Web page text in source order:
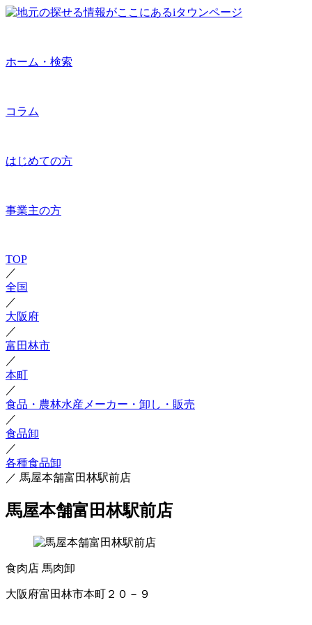
ホーム・検索
コラム
はじめての方
事業主の方
TOP
／
全国
／
大阪府
／
富田林市
／
本町
／
食品・農林水産メーカー・卸し・販売
／
食品卸
／
各種食品卸
／ 馬屋本舗富田林駅前店
馬屋本舗富田林駅前店
食肉店 馬肉卸
大阪府富田林市本町２０－９